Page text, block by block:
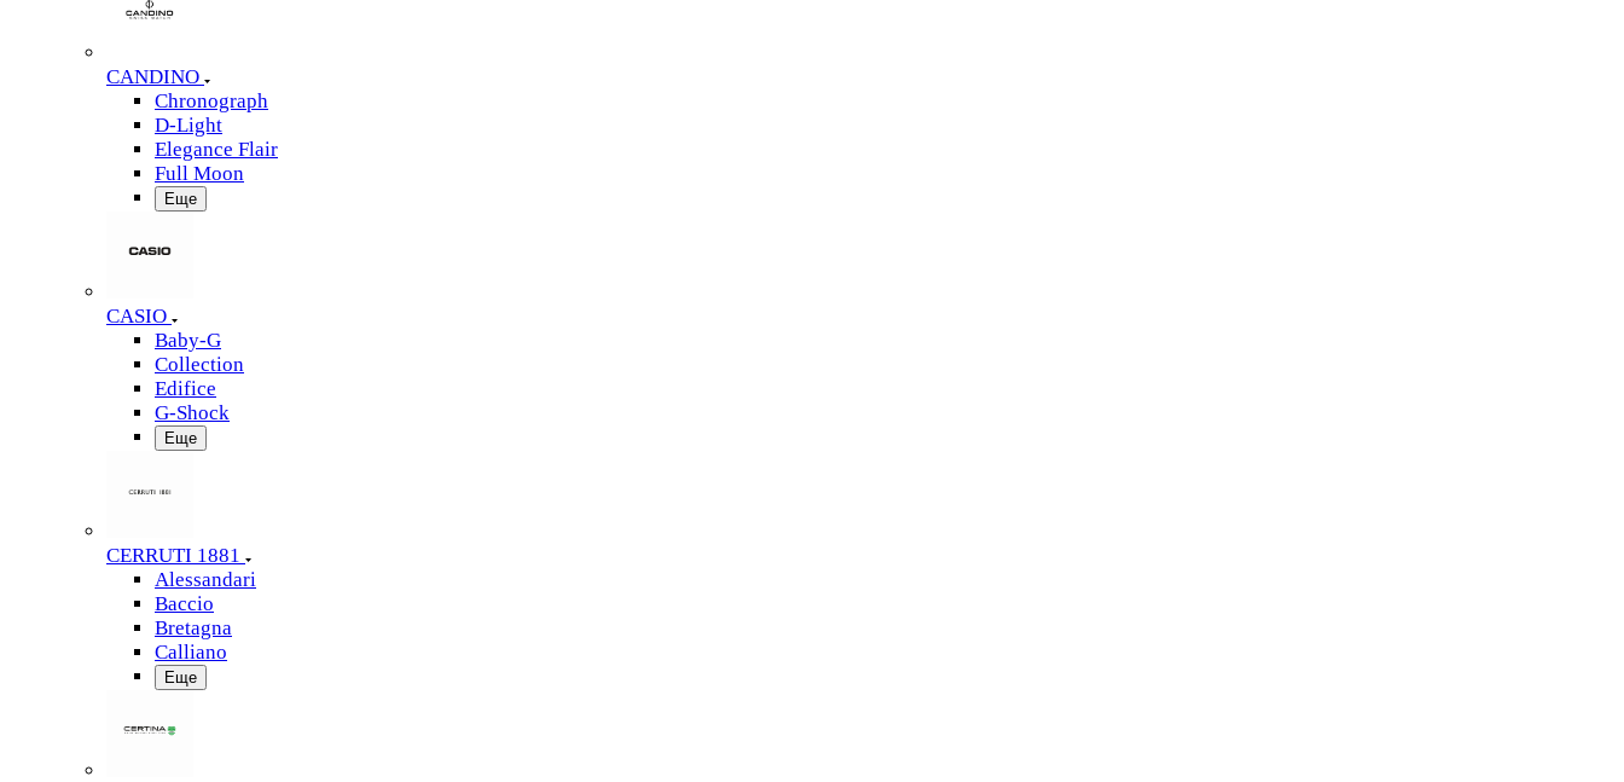
CANDINO
Chronograph
D-Light
Elegance Flair
Full Moon
Еще
CASIO
Baby-G
Collection
Edifice
G-Shock
Еще
CERRUTI 1881
Alessandari
Baccio
Bretagna
Calliano
Еще